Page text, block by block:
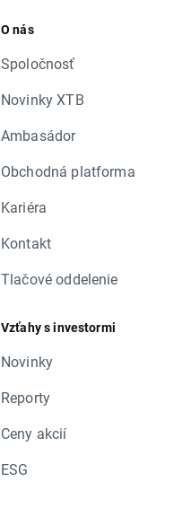
O nás
Spoločnosť
Novinky XTB
Ambasádor
Obchodná platforma
Kariéra
Kontakt
Tlačové oddelenie
Vzťahy s investormi
Novinky
Reporty
Ceny akcií
ESG